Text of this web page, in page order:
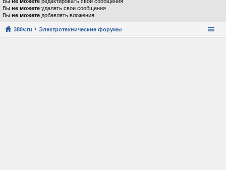
Вы не можете удалять свои сообщения
Вы не можете добавлять вложения
380v.ru Электротехнические форумы